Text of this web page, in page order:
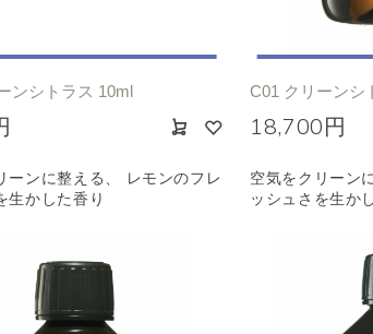
ンシトラス 10ml
ーンに整える、 レモンのフレ
生かした香り
C01 クリーンシ
18,700円
空気をクリーン
ッシュさを生か